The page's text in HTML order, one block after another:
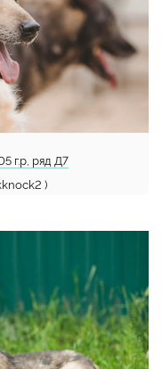
г.р, ряд Д7
)